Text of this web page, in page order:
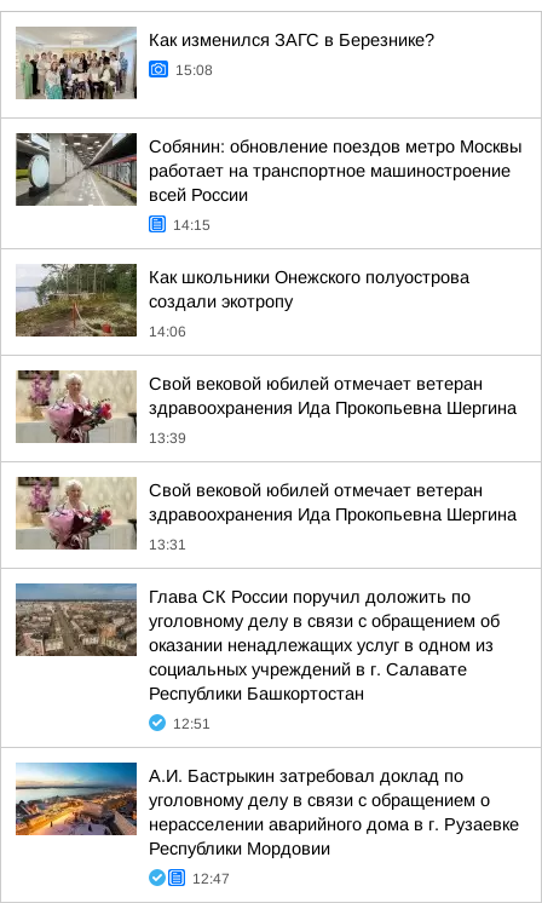
Как изменился ЗАГС в Березнике?
15:08
Собянин: обновление поездов метро Москвы
работает на транспортное машиностроение
всей России
14:15
Как школьники Онежского полуострова
создали экотропу
14:06
Свой вековой юбилей отмечает ветеран
здравоохранения Ида Прокопьевна Шергина
13:39
Свой вековой юбилей отмечает ветеран
здравоохранения Ида Прокопьевна Шергина
13:31
Глава СК России поручил доложить по
уголовному делу в связи с обращением об
оказании ненадлежащих услуг в одном из
социальных учреждений в г. Салавате
Республики Башкортостан
12:51
А.И. Бастрыкин затребовал доклад по
уголовному делу в связи с обращением о
нерасселении аварийного дома в г. Рузаевке
Республики Мордовии
12:47